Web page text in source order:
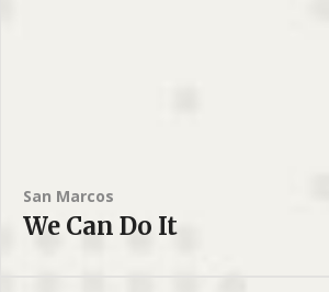
San Marcos
We Can Do It